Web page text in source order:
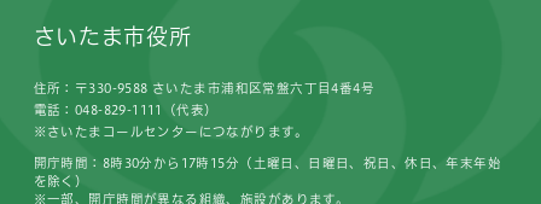
さいたま市役所
住所：〒330-9588 さいたま市浦和区常盤六丁目4番4号
電話：048-829-1111（代表）
※さいたまコールセンターにつながります。
開庁時間：8時30分から17時15分（土曜日、日曜日、祝日、休日、年末年始
を除く）
※一部、開庁時間が異なる組織、施設があります。